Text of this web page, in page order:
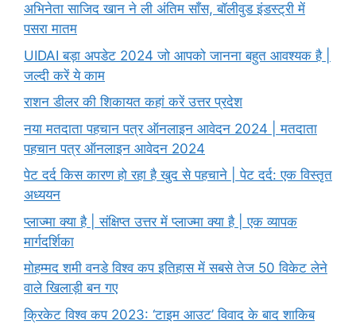
अभिनेता साजिद खान ने ली अंतिम साँस, बॉलीवुड इंडस्ट्री में
पसरा मातम
UIDAI बड़ा अपडेट 2024 जो आपको जानना बहुत आवश्यक है |
जल्दी करें ये काम
राशन डीलर की शिकायत कहां करें उत्तर प्रदेश
नया मतदाता पहचान पत्र ऑनलाइन आवेदन 2024 | मतदाता
पहचान पत्र ऑनलाइन आवेदन 2024
पेट दर्द किस कारण हो रहा है खुद से पहचाने | पेट दर्द: एक विस्तृत
अध्ययन
प्लाज्मा क्या है | संक्षिप्त उत्तर में प्लाज्मा क्या है | एक व्यापक
मार्गदर्शिका
मोहम्मद शमी वनडे विश्व कप इतिहास में सबसे तेज 50 विकेट लेने
वाले खिलाड़ी बन गए
क्रिकेट विश्व कप 2023: ‘टाइम आउट’ विवाद के बाद शाकिब